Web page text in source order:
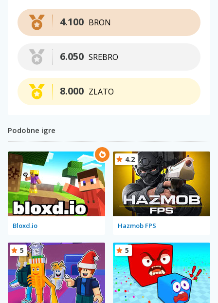
BRON
4.100
SREBRO
6.050
ZLATO
8.000
Podobne igre
Bloxd.io Hazmob FPS
4.2
5 5